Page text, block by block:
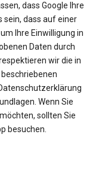
dass Google Ihre
sein, dass auf einer
Ihre Einwilligung in
Daten durch
wir die in
Wenn Sie
sollten Sie
besuchen.